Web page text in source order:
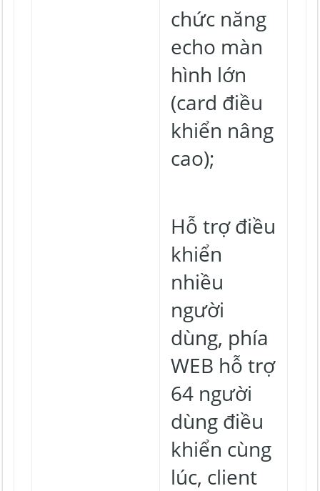
chức năng
echo màn
hình lớn
(card điều
khiển nâng
cao);
Hỗ trợ điều
khiển
nhiều
người
dùng, phía
WEB hỗ trợ
64 người
dùng điều
khiển cùng
lúc, client